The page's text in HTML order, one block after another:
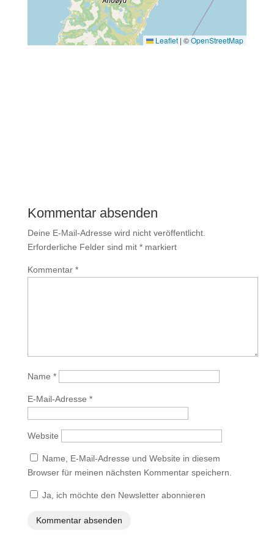
Leaflet | ©OpenStreetMap
Kommentar absenden
Deine E-Mail-Adresse wird nicht veröffentlicht.
Erforderliche Felder sind mit *markiert
Kommentar *
Name *
E-Mail-Adresse *
Website
Name, E-Mail-Adresse und Website in diesem
Browser für meinen nächsten Kommentar speichern.
Ja, ich möchte den Newsletter abonnieren